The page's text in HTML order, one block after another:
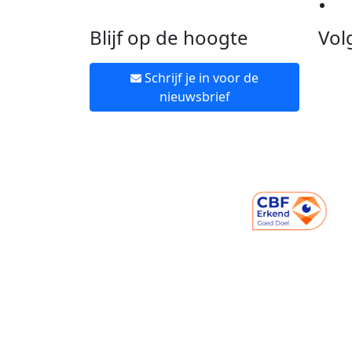
Blijf op de hoogte
Schrijf je in voor de
nieuwsbrief